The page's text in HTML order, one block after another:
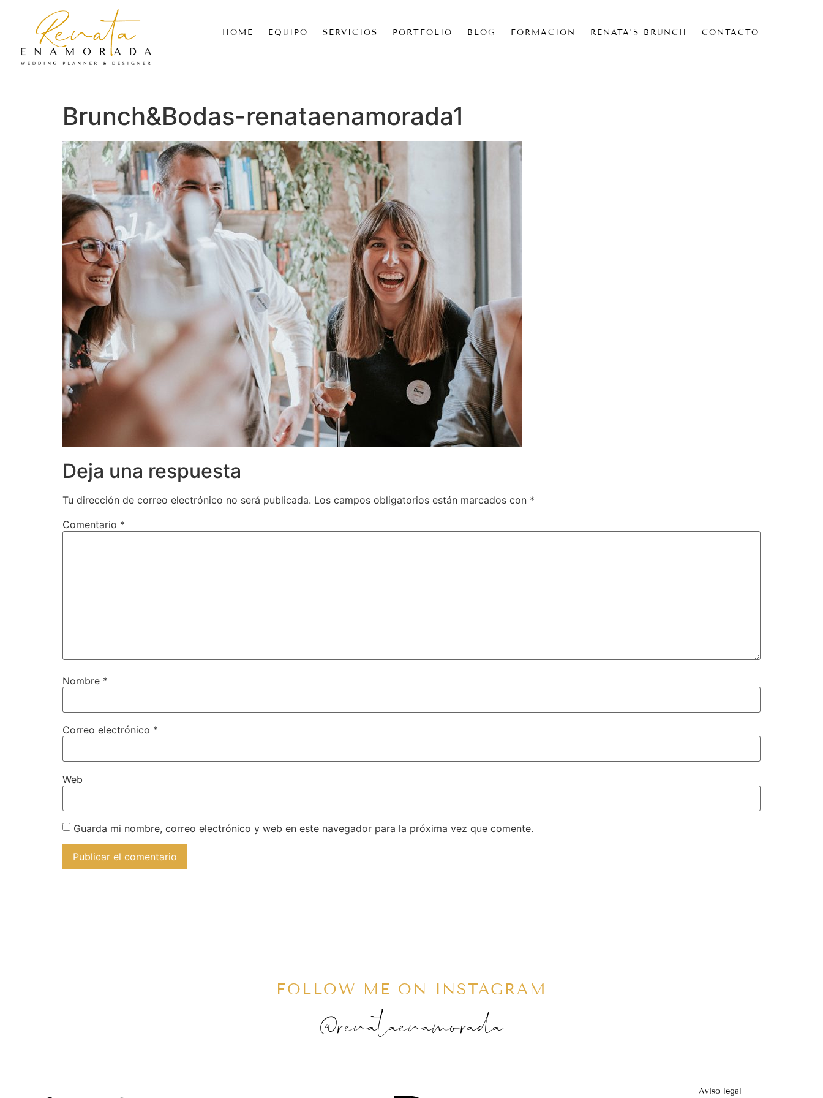
HOME EQUIPO SERVICIOS PORTFOLIO BLOG FORMACIÓN RENATA’S BRUNCH CONTACTO
Brunch&Bodas-renataenamorada1
Deja una respuesta
Tu dirección de correo electrónico no será publicada. Los campos obligatorios están marcados con *
Comentario *
Nombre *
Correo electrónico *
Web
Guarda mi nombre, correo electrónico y web en este navegador para la próxima vez que comente.
FOLLOW ME ON INSTAGRAM
@renataenamorada
Aviso legal